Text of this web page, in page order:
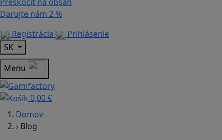
Darujte nám 2 %
Registrácia
Prihlásenie
SK
Menu
0,00 €
Domov
› Blog